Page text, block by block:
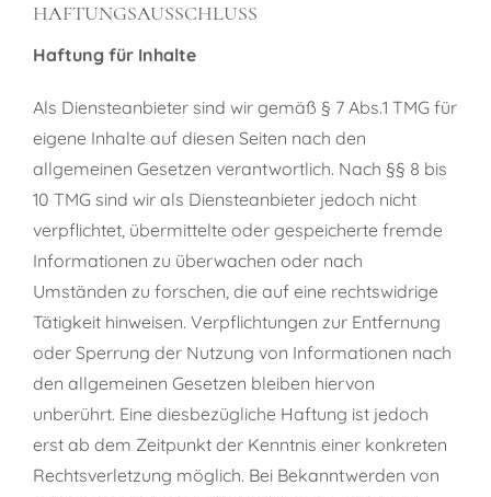
HAFTUNGSAUSSCHLUSS
Haftung für Inhalte
Als Diensteanbieter sind wir gemäß § 7 Abs.1 TMG für
eigene Inhalte auf diesen Seiten nach den
allgemeinen Gesetzen verantwortlich. Nach §§ 8 bis
10 TMG sind wir als Diensteanbieter jedoch nicht
verpflichtet, übermittelte oder gespeicherte fremde
Informationen zu überwachen oder nach
Umständen zu forschen, die auf eine rechtswidrige
Tätigkeit hinweisen. Verpflichtungen zur Entfernung
oder Sperrung der Nutzung von Informationen nach
den allgemeinen Gesetzen bleiben hiervon
unberührt. Eine diesbezügliche Haftung ist jedoch
erst ab dem Zeitpunkt der Kenntnis einer konkreten
Rechtsverletzung möglich. Bei Bekanntwerden von